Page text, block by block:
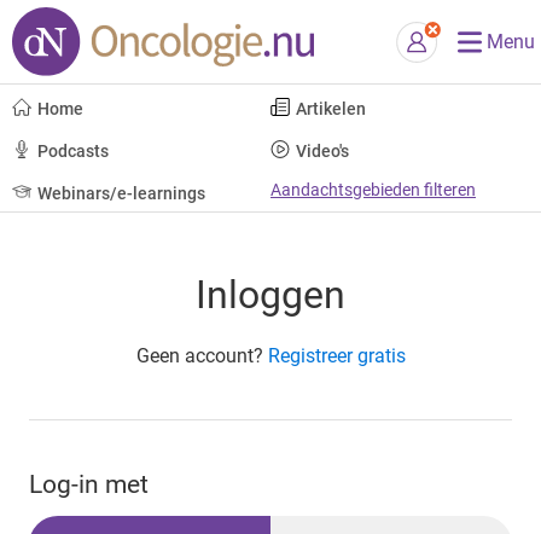
Menu
Home Artikelen
Podcasts Video's
Webinars/e-learnings Aandachtsgebieden filteren
Inloggen
Geen account? Registreer gratis
Log-in met